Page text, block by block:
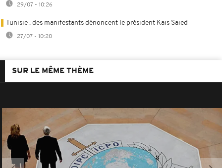
29/07 - 10:26
Tunisie : des manifestants dénoncent le président Kaïs Saïed
27/07 - 10:20
SUR LE MÊME THÈME